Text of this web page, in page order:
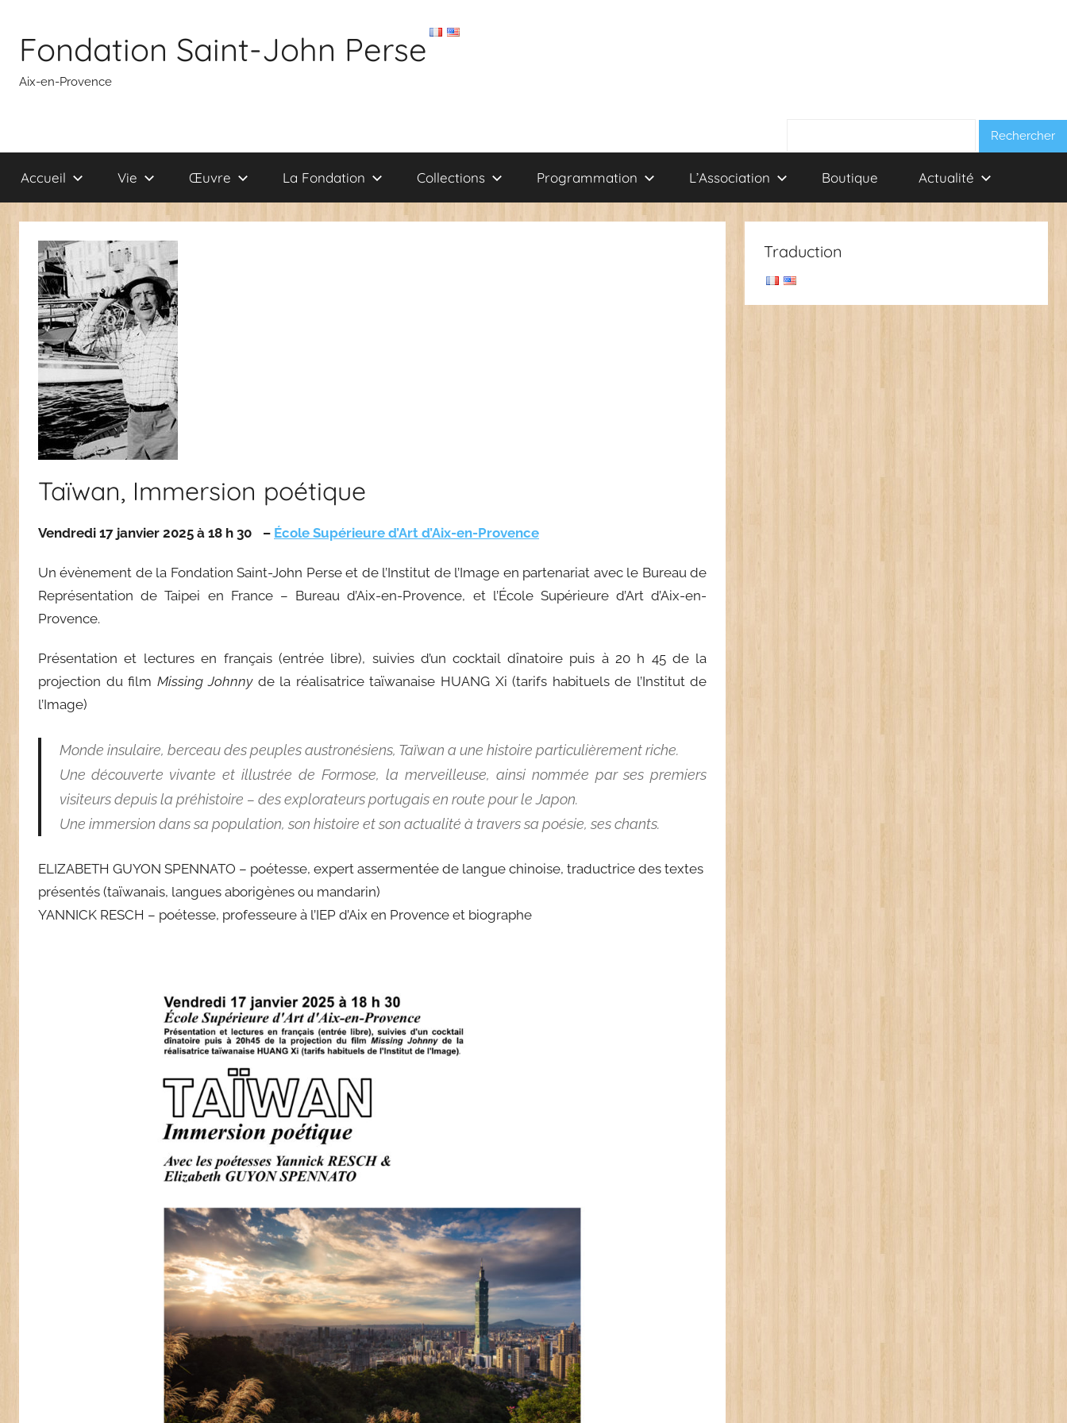
contenu
Fondation Saint-John Perse
Aix-en-Provence
Accueil Vie Œuvre La Fondation Collections Programmation L’Association Boutique Actualité
Taïwan, Immersion poétique
Vendredi 17 janvier 2025 à 18 h 30 – École Supérieure d’Art d’Aix-en-Provence
Un évènement de la Fondation Saint-John Perse et de l’Institut de l’Image en partenariat avec le Bureau de
Représentation de Taipei en France – Bureau d’Aix-en-Provence, et l’École Supérieure d’Art d’Aix-en-
Provence.
Présentation et lectures en français (entrée libre), suivies d’un cocktail dînatoire puis à 20 h 45 de la
projection du film Missing Johnnyde la réalisatrice taïwanaise HUANG Xi (tarifs habituels de l’Institut de
l’Image)
Monde insulaire, berceau des peuples austronésiens, Taïwan a une histoire particulièrement riche.
Une découverte vivante et illustrée de Formose, la merveilleuse, ainsi nommée par ses premiers
visiteurs depuis la préhistoire – des explorateurs portugais en route pour le Japon.
Une immersion dans sa population, son histoire et son actualité à travers sa poésie, ses chants.
ELIZABETH GUYON SPENNATO – poétesse, expert assermentée de langue chinoise, traductrice des textes
présentés (taïwanais, langues aborigènes ou mandarin)
YANNICK RESCH – poétesse, professeure à l’IEP d’Aix en Provence et biographe
Traduction